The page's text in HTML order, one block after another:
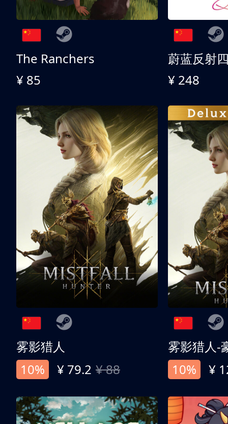
The Ranchers
¥ 85
¥ 248
雾影猎人
10%
¥ 79.2 ¥ 88
雾影猎人-
10%
¥